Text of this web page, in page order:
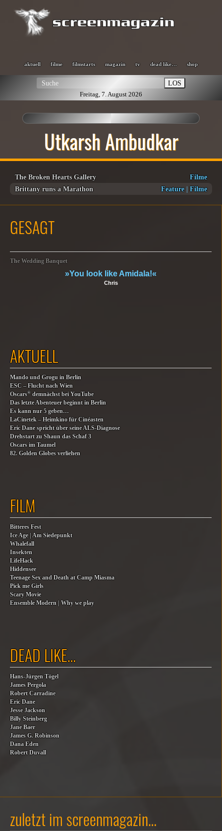
aktuell filme filmstarts magazin tv dead like… shop
LOS
Freitag, 7. August 2026
Utkarsh Ambudkar
The Broken Hearts Gallery
Filme
Brittany runs a Marathon
Feature| Filme
GESAGT
The Wedding Banquet
»You look like Amidala!«
Chris
AKTUELL
Mando und Grogu in Berlin
ESC – Flucht nach Wien
Oscars® demnächst bei YouTube
Das letzte Abenteuer beginnt in Berlin
Es kann nur 5 geben…
LaCinetek – Heimkino für Cinéasten
Eric Dane spricht über seine ALS-Diagnose
Drehstart zu Shaun das Schaf 3
Oscars im Taumel
82. Golden Globes verliehen
FILM
Bitteres Fest
Ice Age | Am Siedepunkt
Whalefall
Insekten
LifeHack
Hiddensee
Teenage Sex and Death at Camp Miasma
Pick me Girls
Scary Movie
Ensemble Modern | Why we play
DEAD LIKE…
Hans-Jürgen Tögel
James Pergola
Robert Carradine
Eric Dane
Jesse Jackson
Billy Steinberg
Jane Baer
James G. Robinson
Dana Eden
Robert Duvall
zuletzt im screenmagazin…